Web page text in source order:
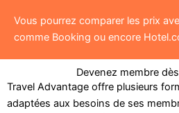
Vous pourrez comparer les prix
comme Booking ou encore
Devenez membre
Travel Advantage offre plusieurs
adaptées aux besoins de ses